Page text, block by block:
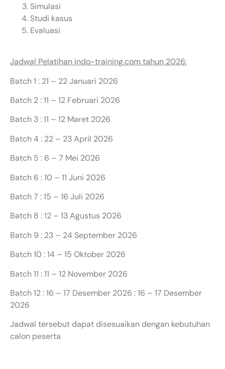
Simulasi
Studi kasus
Evaluasi
Jadwal Pelatihan indo-training.com tahun 2026:
Batch 1 : 21 – 22 Januari 2026
Batch 2 : 11 – 12 Februari 2026
Batch 3 : 11 – 12 Maret 2026
Batch 4 : 22 – 23 April 2026
Batch 5 : 6 – 7 Mei 2026
Batch 6 : 10 – 11 Juni 2026
Batch 7 : 15 – 16 Juli 2026
Batch 8 : 12 – 13 Agustus 2026
Batch 9 : 23 – 24 September 2026
Batch 10 : 14 – 15 Oktober 2026
Batch 11 : 11 – 12 November 2026
Batch 12 : 16 – 17 Desember 2026 : 16 – 17 Desember
2026
Jadwal tersebut dapat disesuaikan dengan kebutuhan
calon peserta